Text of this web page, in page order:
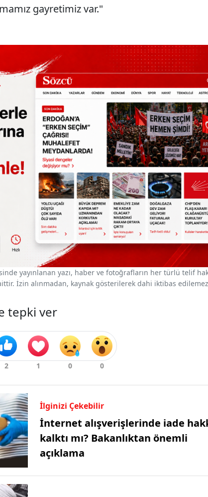
gayretimiz var."
yayınlanan yazı, haber ve fotoğrafların her türlü telif
İzin alınmadan, kaynak gösterilerek dahi iktibas
tepki ver
İlginizi Çekebilir
İnternet alışverişlerinde iade
kalktı mı? Bakanlıktan önemli
açıklama